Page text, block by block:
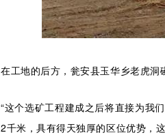
在工地的后方，瓮安县玉华乡老虎洞
“这个选矿工程建成之后将直接为我
2千米，具有得天独厚的区位优势，